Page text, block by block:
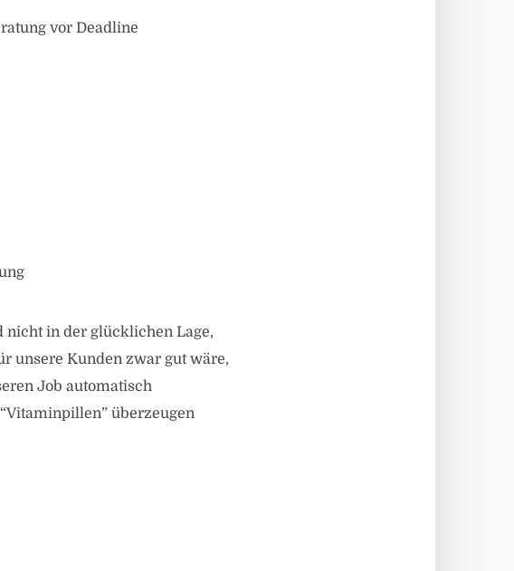
vor Deadline
nicht in der glücklichen Lage,
unsere Kunden zwar gut wäre,
Job automatisch
überzeugen